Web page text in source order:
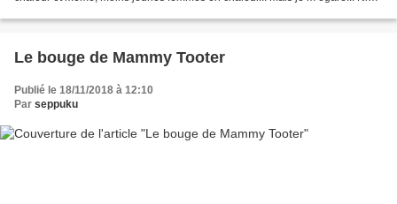
Le bouge de Mammy Tooter
Publié le 18/11/2018 à 12:10
Par seppuku